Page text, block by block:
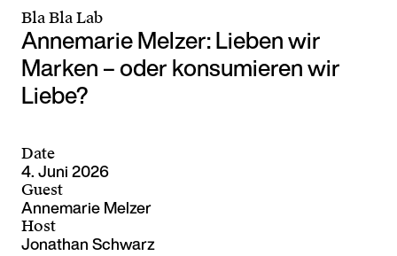
Bla Bla Lab
Annemarie Melzer: Lieben wir
Marken – oder konsumieren wir
Liebe?
Date
4. Juni 2026
Guest
Annemarie Melzer
Host
Jonathan Schwarz